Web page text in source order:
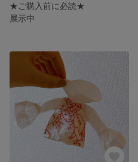
★ご購入前に必読★
展示中